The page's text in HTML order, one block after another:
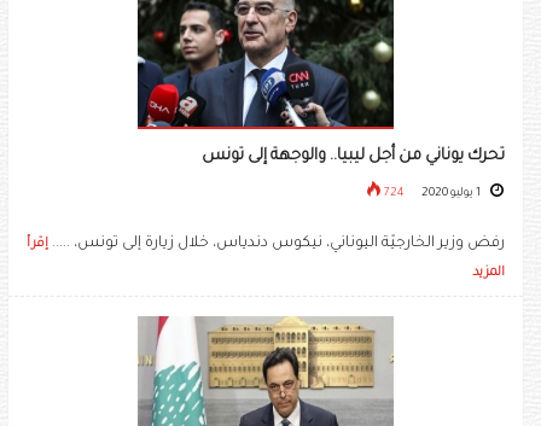
تحرك يوناني من أجل ليبيا.. والوجهة إلى تونس
724
رفض وزير الخارجيّة اليوناني، نيكوس دندياس، خلال زيارة إلى تونس، ..... إقرأ
المزيد